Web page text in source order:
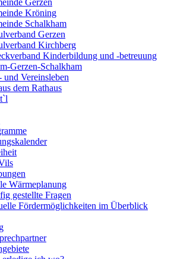
Gerzen
Kröning
Schalkham
Gerzen
Kirchberg
Kinderbildung und -betreuung
Gerzen-Schalkham
und Vereinsleben
dem Rathaus
Wärmeplanung
gestellte Fragen
Fördermöglichkeiten im Überblick